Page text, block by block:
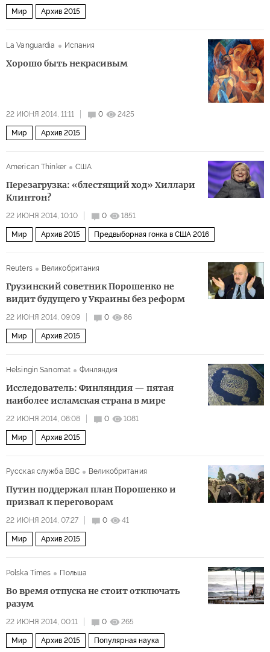
Мир Архив 2015
La Vanguardia Испания
Хорошо быть некрасивым
22 ИЮНЯ 2014, 11:11 0 2425
Мир Архив 2015
American Thinker США
Перезагрузка: «блестящий ход» Хиллари
Клинтон?
22 ИЮНЯ 2014, 10:10 0 1851
Мир Архив 2015 Предвыборная гонка в США 2016
Reuters Великобритания
Грузинский советник Порошенко не
видит будущего у Украины без реформ
22 ИЮНЯ 2014, 09:09 0 86
Мир Архив 2015
Helsingin Sanomat Финляндия
Исследователь: Финляндия — пятая
наиболее исламская страна в мире
22 ИЮНЯ 2014, 08:08 0 1081
Мир Архив 2015
Русская служба BBC Великобритания
Путин поддержал план Порошенко и
призвал к переговорам
22 ИЮНЯ 2014, 07:27 0 41
Мир Архив 2015
Polska Times Польша
Во время отпуска не стоит отключать
разум
22 ИЮНЯ 2014, 00:11 0 265
Мир Архив 2015 Популярная наука